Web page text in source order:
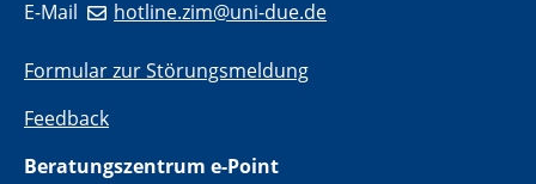
E-Mail
hotline.zim@uni-due.de
Formular zur Störungsmeldung
Feedback
Beratungszentrum e-Point